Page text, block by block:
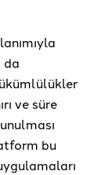
da
ve süre
bu